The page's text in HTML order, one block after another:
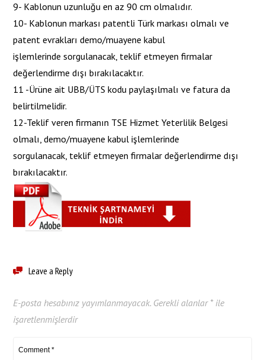
9- Kablonun uzunluğu en az 90 cm olmalıdır.
10- Kablonun markası patentli Türk markası olmalı ve
patent evrakları demo/muayene kabul
işlemlerinde sorgulanacak, teklif etmeyen firmalar
değerlendirme dışı bırakılacaktır.
11 -Ürüne ait UBB/ÜTS kodu paylaşılmalı ve fatura da
belirtilmelidir.
12-Teklif veren firmanın TSE Hizmet Yeterlilik Belgesi
olmalı, demo/muayene kabul işlemlerinde
sorgulanacak, teklif etmeyen firmalar değerlendirme dışı
bırakılacaktır.
Leave a Reply
E-posta hesabınız yayımlanmayacak. Gerekli alanlar *ile
işaretlenmişlerdir